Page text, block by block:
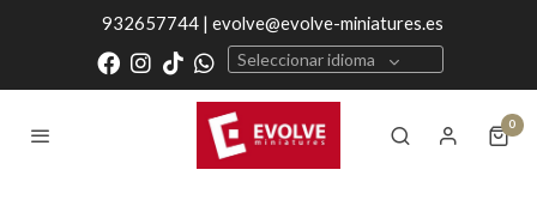
932657744 | evolve@evolve-miniatures.es
Seleccionar idioma
0